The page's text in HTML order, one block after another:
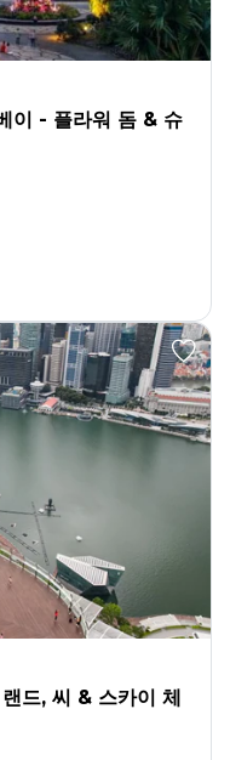
이 - 플라워 돔 & 슈
드, 씨 & 스카이 체